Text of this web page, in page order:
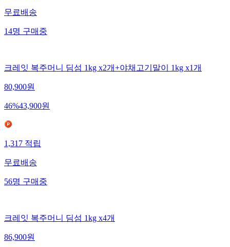
무료배송
14명구매중
크레잇 복주머니 딤섬 1kg x2개+야채고기말이 1kg x1개
80,900원
46%43,900원
1,317적립
무료배송
56명구매중
크레잇 복주머니 딤섬 1kg x4개
86,900원